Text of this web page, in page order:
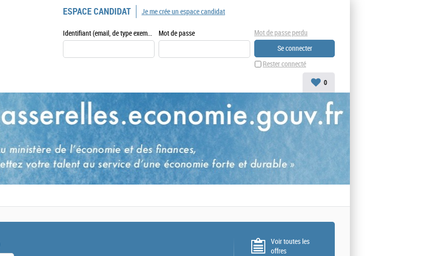
ESPACE CANDIDAT
Identifiant (email, de type exemple@exemple.fr) Mot de passe
Rester connecté
Mot de passe perdu
Je me crée un espace candidat
0
Voir toutes les
offres